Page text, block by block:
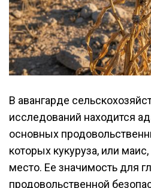
В авангарде
исследований находится
основных
которых кукуруза, или
место. Ее значимость для
продовольственной